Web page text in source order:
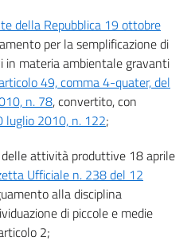
della Repubblica 19 ottobre
per la semplificazione di
materia ambientale gravanti
49, comma 4-quater, del
n. 78, convertito, con
luglio 2010, n. 122;
attività produttive 18 aprile
Ufficiale n. 238 del 12
alla disciplina
di piccole e medie
2;